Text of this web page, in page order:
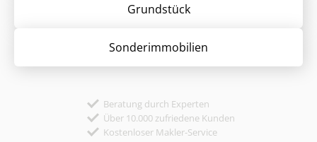
Grund­stück
Sonder­immobilien
Beratung durch Experten
Über 10.000 zufriedene Kunden
Kostenloser Makler-Service